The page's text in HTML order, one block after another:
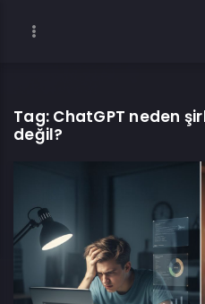
Tag: ChatGPT neden
değil?